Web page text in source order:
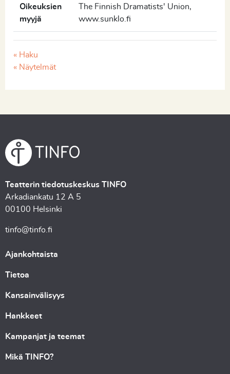
Oikeuksien
myyjä
The Finnish Dramatists' Union,
www.sunklo.fi
« Haku
« Näytelmät
Teatterin tiedotuskeskus TINFO
Arkadiankatu 12 A 5
00100 Helsinki
tinfo@tinfo.fi
Ajankohtaista
Tietoa
Kansainvälisyys
Hankkeet
Kampanjat ja teemat
Mikä TINFO?